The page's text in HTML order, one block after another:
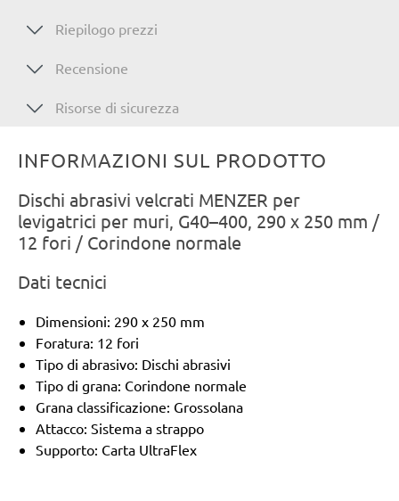
Riepilogo prezzi
Recensione
Risorse di sicurezza
INFORMAZIONI SUL PRODOTTO
Dischi abrasivi velcrati MENZER per
levigatrici per muri, G40–400, 290 x 250 mm /
12 fori / Corindone normale
Dati tecnici
Dimensioni: 290 x 250 mm
Foratura: 12 fori
Tipo di abrasivo: Dischi abrasivi
Tipo di grana: Corindone normale
Grana classificazione: Grossolana
Attacco: Sistema a strappo
Supporto: Carta UltraFlex